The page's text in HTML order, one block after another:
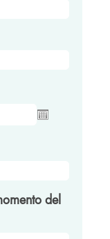
del